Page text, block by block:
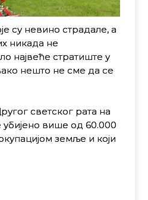
су невино страдале, а
никада не
највеће стратиште у
нешто не сме да се
светског рата на
убијено више од 60.000
земље и који